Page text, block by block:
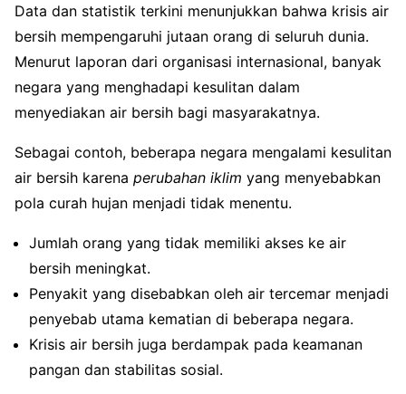
Data dan statistik terkini menunjukkan bahwa krisis air
bersih mempengaruhi jutaan orang di seluruh dunia.
Menurut laporan dari organisasi internasional, banyak
negara yang menghadapi kesulitan dalam
menyediakan air bersih bagi masyarakatnya.
Sebagai contoh, beberapa negara mengalami kesulitan
air bersih karena perubahan iklim yang menyebabkan
pola curah hujan menjadi tidak menentu.
Jumlah orang yang tidak memiliki akses ke air
bersih meningkat.
Penyakit yang disebabkan oleh air tercemar menjadi
penyebab utama kematian di beberapa negara.
Krisis air bersih juga berdampak pada keamanan
pangan dan stabilitas sosial.